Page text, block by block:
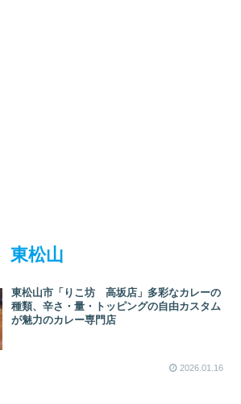
東松山
東松山市「りこ坊 高坂店」多彩なカレーの
種類、辛さ・量・トッピングの自由カスタム
が魅力のカレー専門店
2026.01.16